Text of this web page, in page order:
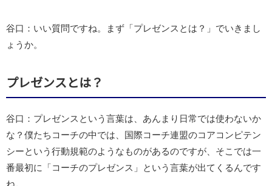
谷口：いい質問ですね。まず「プレゼンスとは？」でいきまし
ょうか。
プレゼンスとは？
谷口：プレゼンスという言葉は、あんまり日常では使わないか
な？僕たちコーチの中では、国際コーチ連盟のコアコンピテン
シーという行動規範のようなものがあるのですが、そこでは一
番最初に「コーチのプレゼンス」という言葉が出てくるんです
ね。